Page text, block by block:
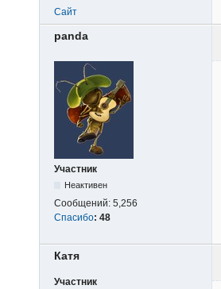
Сайт
panda
Участник
Неактивен
Сообщений: 5,256
Спасибо: 48
Катя
Участник